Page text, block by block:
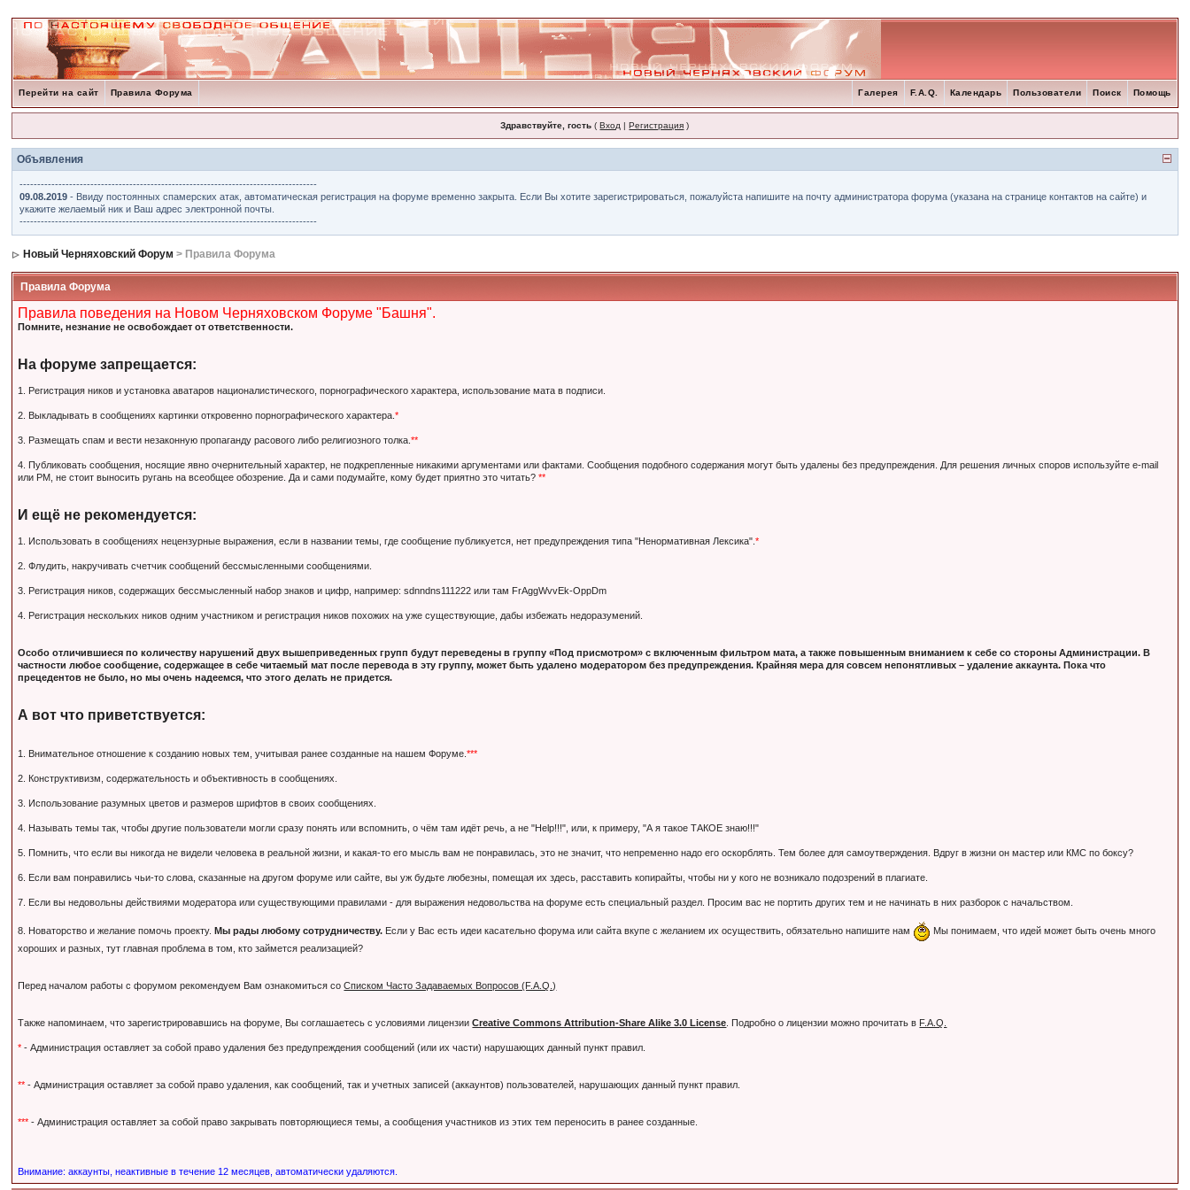
Перейти на сайт Правила Форума Помощь
Поиск
Пользователи
Календарь
F.A.Q.
Галерея
Здравствуйте, гость (Вход |Регистрация )
Объявления
------------------------------------------------------------------------------------
09.08.2019 - Ввиду постоянных спамерских атак, автоматическая регистрация на форуме временно закрыта. Если Вы хотите зарегистрироваться, пожалуйста напишите на почту администратора форума (указана на странице контактов на сайте) и
укажите желаемый ник и Ваш адрес электронной почты.
------------------------------------------------------------------------------------
Новый Черняховский Форум > Правила Форума
Правила Форума
Правила поведения на Новом Черняховском Форуме "Башня".
Помните, незнание не освобождает от ответственности.
На форуме запрещается:
1. Регистрация ников и установка аватаров националистического, порнографического характера, использование мата в подписи.
2. Выкладывать в сообщениях картинки откровенно порнографического характера.*
3. Размещать спам и вести незаконную пропаганду расового либо религиозного толка.**
4. Публиковать сообщения, носящие явно очернительный характер, не подкрепленные никакими аргументами или фактами. Сообщения подобного содержания могут быть удалены без предупреждения. Для решения личных споров используйте e-mail
или PM, не стоит выносить ругань на всеобщее обозрение. Да и сами подумайте, кому будет приятно это читать?**
И ещё не рекомендуется:
1. Использовать в сообщениях нецензурные выражения, если в названии темы, где сообщение публикуется, нет предупреждения типа "Ненормативная Лексика".*
2. Флудить, накручивать счетчик сообщений бессмысленными сообщениями.
3. Регистрация ников, содержащих бессмысленный набор знаков и цифр, например: sdnndns111222 или там FrAggWvvEk-OppDm
4. Регистрация нескольких ников одним участником и регистрация ников похожих на уже существующие, дабы избежать недоразумений.
Особо отличившиеся по количеству нарушений двух вышеприведенных групп будут переведены в группу «Под присмотром» с включенным фильтром мата, а также повышенным вниманием к себе со стороны Администрации. В
частности любое сообщение, содержащее в себе читаемый мат после перевода в эту группу, может быть удалено модератором без предупреждения. Крайняя мера для совсем непонятливых – удаление аккаунта. Пока что
прецедентов не было, но мы очень надеемся, что этого делать не придется.
А вот что приветствуется:
1. Внимательное отношение к созданию новых тем, учитывая ранее созданные на нашем Форуме.***
2. Конструктивизм, содержательность и объективность в сообщениях.
3. Использование разумных цветов и размеров шрифтов в своих сообщениях.
4. Называть темы так, чтобы другие пользователи могли сразу понять или вспомнить, о чём там идёт речь, а не "Help!!!", или, к примеру, "А я такое ТАКОЕ знаю!!!"
5. Помнить, что если вы никогда не видели человека в реальной жизни, и какая-то его мысль вам не понравилась, это не значит, что непременно надо его оскорблять. Тем более для самоутверждения. Вдруг в жизни он мастер или КМС по боксу?
6. Если вам понравились чьи-то слова, сказанные на другом форуме или сайте, вы уж будьте любезны, помещая их здесь, расставить копирайты, чтобы ни у кого не возникало подозрений в плагиате.
7. Если вы недовольны действиями модератора или существующими правилами - для выражения недовольства на форуме есть специальный раздел. Просим вас не портить других тем и не начинать в них разборок с начальством.
8. Новаторство и желание помочь проекту.Мы рады любому сотрудничеству. Если у Вас есть идеи касательно форума или сайта вкупе с желанием их осуществить, обязательно напишите нам
Мы понимаем, что идей может быть очень много
хороших и разных, тут главная проблема в том, кто займется реализацией?
Перед началом работы с форумом рекомендуем Вам ознакомиться соСписком Часто Задаваемых Вопросов (F.A.Q.)
Также напоминаем, что зарегистрировавшись на форуме, Вы соглашаетесь с условиями лицензииCreative Commons Attribution-Share Alike 3.0 License . Подробно о лицензии можно прочитать в F.A.Q.
* - Администрация оставляет за собой право удаления без предупреждения сообщений (или их части) нарушающих данный пункт правил.
** - Администрация оставляет за собой право удаления, как сообщений, так и учетных записей (аккаунтов) пользователей, нарушающих данный пункт правил.
*** - Администрация оставляет за собой право закрывать повторяющиеся темы, а сообщения участников из этих тем переносить в ранее созданные.
Внимание: аккаунты, неактивные в течение 12 месяцев, автоматически удаляются.